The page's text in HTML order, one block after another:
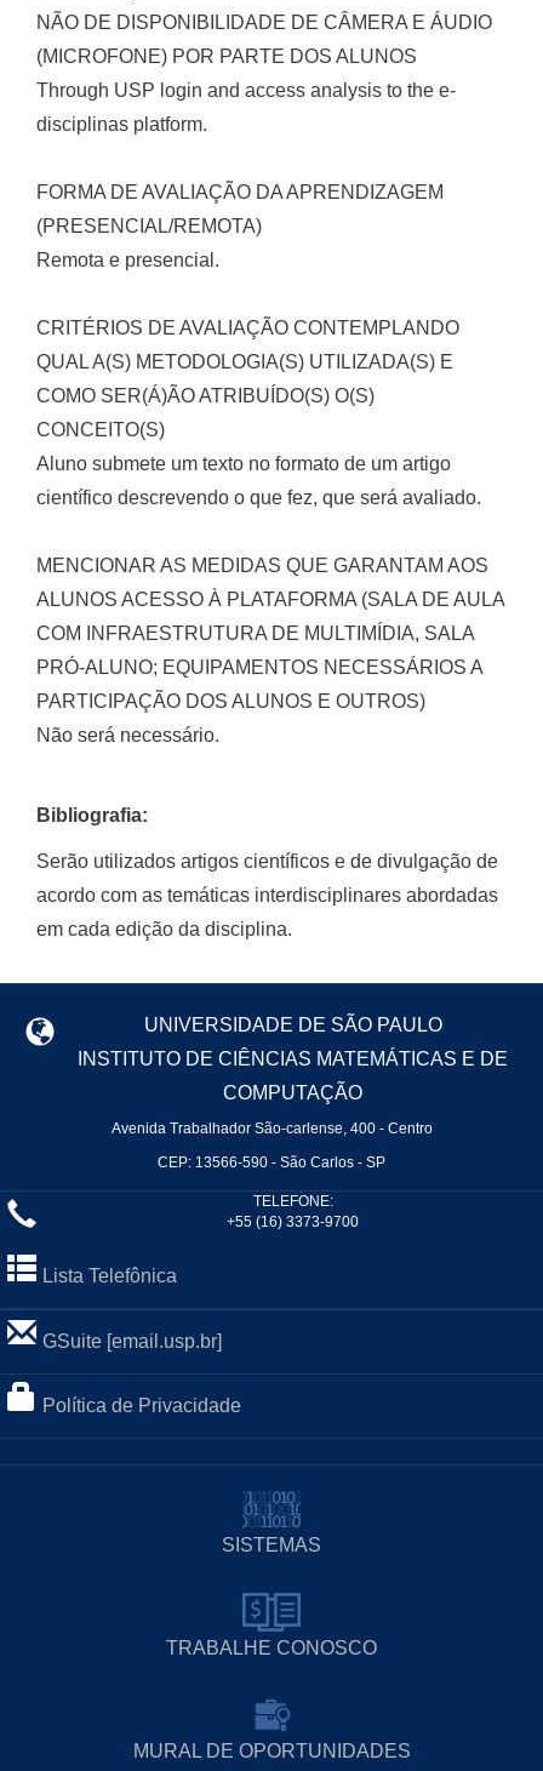
NÃO DE DISPONIBILIDADE DE CÂMERA E ÁUDIO
(MICROFONE) POR PARTE DOS ALUNOS
Through USP login and access analysis to the e-
disciplinas platform.
FORMA DE AVALIAÇÃO DA APRENDIZAGEM
(PRESENCIAL/REMOTA)
Remota e presencial.
CRITÉRIOS DE AVALIAÇÃO CONTEMPLANDO
QUAL A(S) METODOLOGIA(S) UTILIZADA(S) E
COMO SER(Á)ÃO ATRIBUÍDO(S) O(S)
CONCEITO(S)
Aluno submete um texto no formato de um artigo
científico descrevendo o que fez, que será avaliado.
MENCIONAR AS MEDIDAS QUE GARANTAM AOS
ALUNOS ACESSO À PLATAFORMA (SALA DE AULA
COM INFRAESTRUTURA DE MULTIMÍDIA, SALA
PRÓ-ALUNO; EQUIPAMENTOS NECESSÁRIOS A
PARTICIPAÇÃO DOS ALUNOS E OUTROS)
Não será necessário.
Bibliografia:
Serão utilizados artigos científicos e de divulgação de
acordo com as temáticas interdisciplinares abordadas
em cada edição da disciplina.
UNIVERSIDADE DE SÃO PAULO
INSTITUTO DE CIÊNCIAS MATEMÁTICAS E DE
COMPUTAÇÃO
Avenida Trabalhador São-carlense, 400 - Centro
CEP: 13566-590 - São Carlos - SP
TELEFONE:
+55 (16) 3373-9700
Lista Telefônica
GSuite [email.usp.br]
Política de Privacidade
SISTEMAS
TRABALHE CONOSCO
MURAL DE OPORTUNIDADES